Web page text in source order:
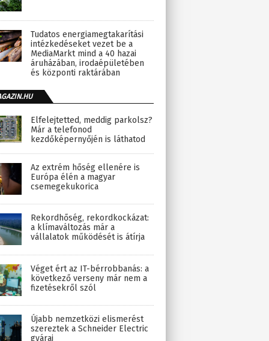
Tudatos energiamegtakarítási
intézkedéseket vezet be a
MediaMarkt mind a 40 hazai
áruházában, irodaépületében
és központi raktárában
Elfelejtetted, meddig parkolsz?
Már a telefonod
kezdőképernyőjén is láthatod
Az extrém hőség ellenére is
Európa élén a magyar
csemegekukorica
Rekordhőség, rekordkockázat:
a klímaváltozás már a
vállalatok működését is átírja
Véget ért az IT-bérrobbanás: a
következő verseny már nem a
fizetésekről szól
Újabb nemzetközi elismerést
szereztek a Schneider Electric
gyárai